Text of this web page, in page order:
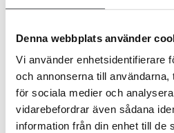
Denna webbplats använder
Vi använder enhetsidentifierare
och annonserna till användarna,
för sociala medier och
vidarebefordrar även sådana
information från din enhet till de
HUS 1801
318.2m²